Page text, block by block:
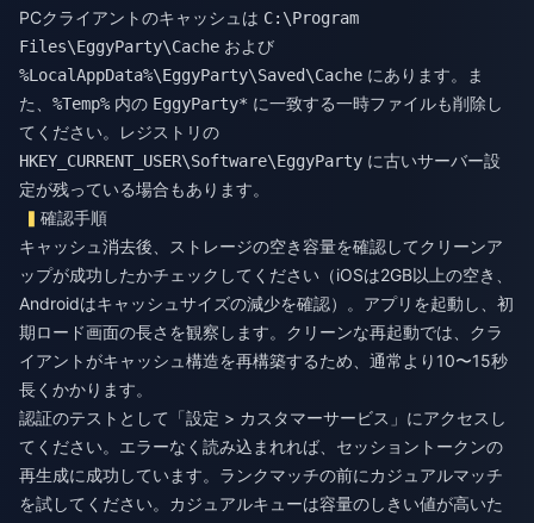
PCクライアントのキャッシュは C:\Program
Files\EggyParty\Cache および
%LocalAppData%\EggyParty\Saved\Cache にあります。ま
た、 %Temp% 内の EggyParty* に一致する一時ファイルも削除し
てください。レジストリの
HKEY_CURRENT_USER\Software\EggyParty に古いサーバー設
定が残っている場合もあります。
確認手順
キャッシュ消去後、ストレージの空き容量を確認してクリーンア
ップが成功したかチェックしてください（iOSは2GB以上の空き、
Androidはキャッシュサイズの減少を確認）。アプリを起動し、初
期ロード画面の長さを観察します。クリーンな再起動では、クラ
イアントがキャッシュ構造を再構築するため、通常より10〜15秒
長くかかります。
認証のテストとして「設定 > カスタマーサービス」にアクセスし
てください。エラーなく読み込まれれば、セッショントークンの
再生成に成功しています。ランクマッチの前にカジュアルマッチ
を試してください。カジュアルキューは容量のしきい値が高いた